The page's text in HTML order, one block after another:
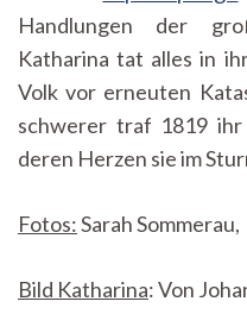
Handlungen der
Katharina tat alles in
Volk vor erneuten
schwerer traf 1819
deren Herzen sie im
Fotos:Sarah Sommerau,
Bild Katharina: Von